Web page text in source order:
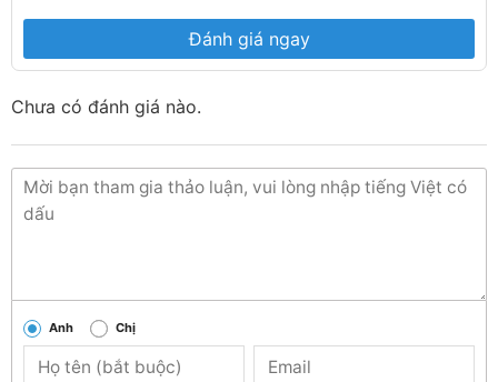
Đánh giá ngay
Chưa có đánh giá nào.
Anh Chị